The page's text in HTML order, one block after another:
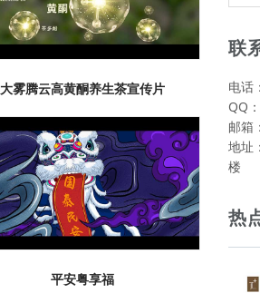
微电影 、短视频类
大雾腾云高黄酮养生茶宣传片
平安粤享福
联
电话
QQ
邮箱
地址
楼
热